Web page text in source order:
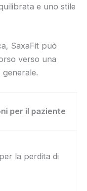
e uno stile
SaxaFit può
verso una
per il paziente
la perdita di